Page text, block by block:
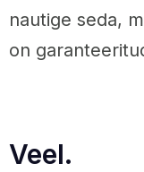
nautige seda,
on
Veel.